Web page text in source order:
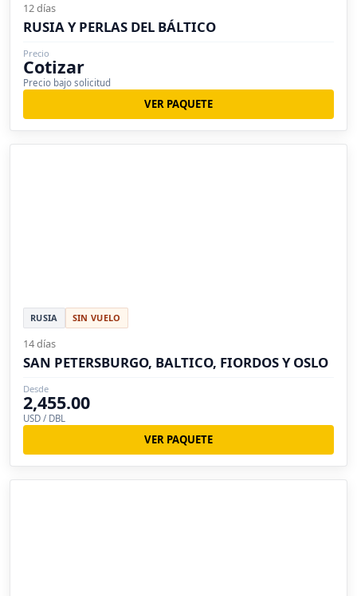
12 días
RUSIA Y PERLAS DEL BÁLTICO
Precio
Cotizar
Precio bajo solicitud
VER PAQUETE
RUSIA SIN VUELO
14 días
SAN PETERSBURGO, BALTICO, FIORDOS Y OSLO
Desde
2,455.00
USD / DBL
VER PAQUETE